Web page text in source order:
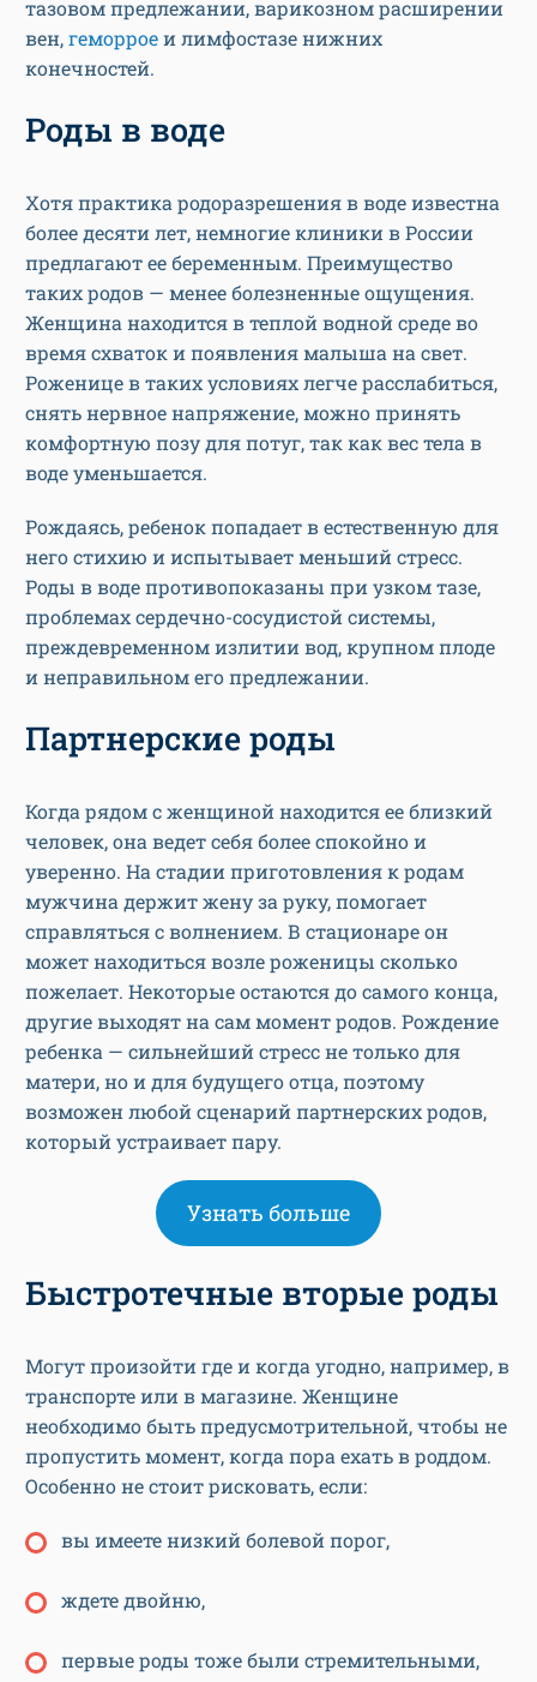
конечностей.
Роды в воде
Хотя практика родоразрешения в воде известна
предлагают ее беременным. Преимущество
таких родов — менее болезненные ощущения.
Женщина находится в теплой водной среде во
время схваток и появления малыша на свет.
Роженице в таких условиях легче расслабиться,
снять нервное напряжение, можно принять
комфортную позу для потуг, так как вес тела в
воде уменьшается.
Рождаясь, ребенок попадает в естественную для
Роды в воде противопоказаны при узком тазе,
проблемах сердечно-сосудистой системы,
преждевременном излитии вод, крупном плоде
и неправильном его предлежании.
Партнерские роды
Когда рядом с женщиной находится ее близкий
уверенно. На стадии приготовления к родам
мужчина держит жену за руку, помогает
справляться с волнением. В стационаре он
может находиться возле роженицы сколько
пожелает. Некоторые остаются до самого конца,
другие выходят на сам момент родов. Рождение
ребенка — сильнейший стресс не только для
матери, но и для будущего отца, поэтому
возможен любой сценарий партнерских родов,
который устраивает пару.
Узнать больше
Быстротечные вторые роды
Могут произойти где и когда угодно, например, в
необходимо быть предусмотрительной, чтобы не
пропустить момент, когда пора ехать в роддом.
Особенно не стоит рисковать, если:
вы имеете низкий болевой порог,
ждете двойню,
первые роды тоже были стремительными,
при обследовании был выявлен риск